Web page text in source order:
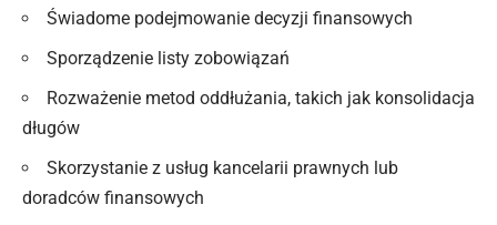
Świadome podejmowanie decyzji finansowych
Sporządzenie listy zobowiązań
Rozważenie metod oddłużania, takich jak konsolidacja
długów
Skorzystanie z usług kancelarii prawnych lub
doradców finansowych